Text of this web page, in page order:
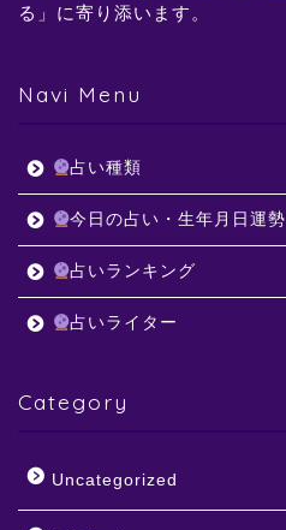
る」に寄り添います。
Navi Menu
占い種類
今日の占い・生年月日運勢
占いランキング
占いライター
Category
Uncategorized